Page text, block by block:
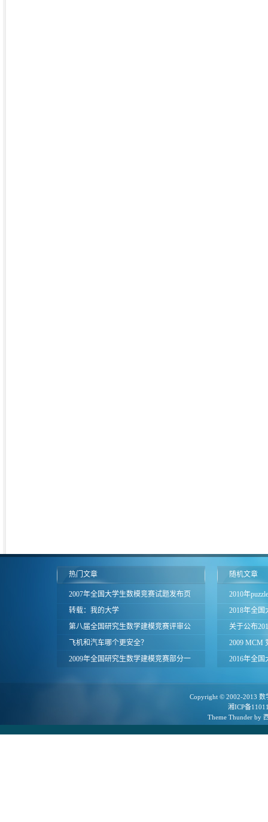
热门文章
2007年全国大学生数模竞赛试题发布页
面
转载：我的大学
第八届全国研究生数学建模竞赛评审公
告
飞机和汽车哪个更安全？
2009年全国研究生数学建模竞赛部分一
随机文章
2010年
2018年全
评与经验交
关于公布
赛河南赛区
2009 MCM
2016年全
Copyright © 2002-2013 数
湘ICP备
Theme Thunderby